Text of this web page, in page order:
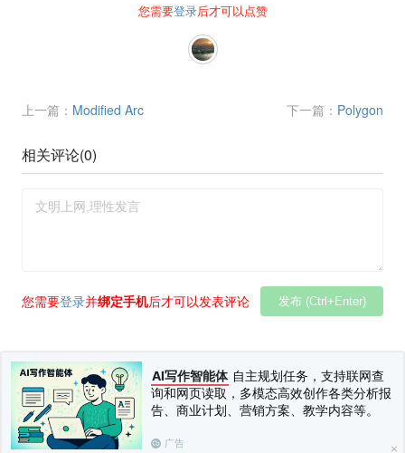
AI写作智能体 自主规划任务，支持联网查
询和网页读取，多模态高效创作各类分析报
告、商业计划、营销方案、教学内容等。
广告
您需要登录后才可以点赞
上一篇： Modified Arc 下一篇： Polygon
相关评论(0)
您需要登录并绑定手机后才可以发表评论 发布 (Ctrl+Enter)